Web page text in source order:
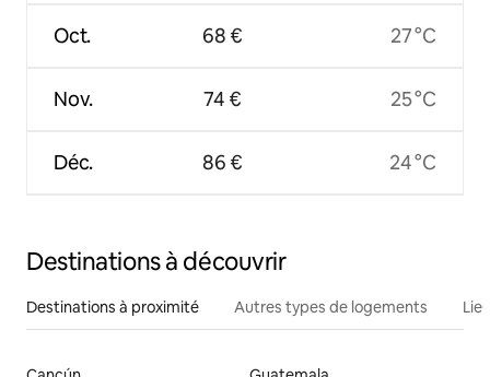
Oct.
Nov.
Déc.
68 €
74 €
86 €
27 °C
25 °C
24 °C
Destinations à découvrir
Destinations à proximité Autres types de logements